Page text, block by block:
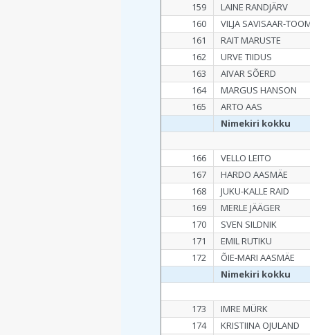
159
LAINE RANDJÄRV
160
VILJA SAVISAAR-
161
RAIT MARUSTE
162
URVE TIIDUS
163
AIVAR SÕERD
164
MARGUS HANSON
165
ARTO AAS
Nimekiri kokku
166
VELLO LEITO
167
HARDO AASMÄE
168
JUKU-KALLE RAID
169
MERLE JÄÄGER
170
SVEN SILDNIK
171
EMIL RUTIKU
172
ÕIE-MARI AASMÄE
Nimekiri kokku
173
IMRE MÜRK
174
KRISTIINA OJULAND